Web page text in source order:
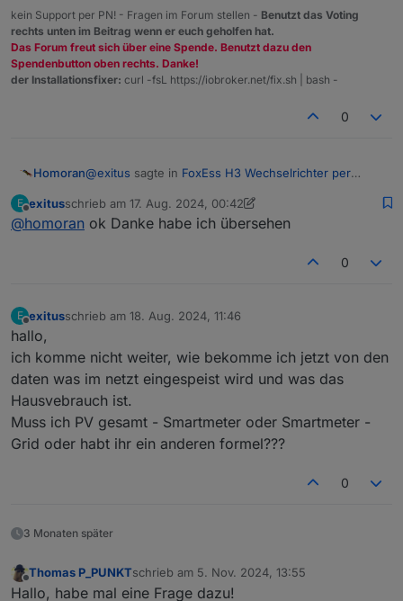
kein Support per PN! - Fragen im Forum stellen - Benutzt das Voting
rechts unten im Beitrag wenn er euch geholfen hat.
Das Forum freut sich über eine Spende. Benutzt dazu den
Spendenbutton oben rechts. Danke!
der Installationsfixer: curl -fsL https://iobroker.net/fix.sh | bash -
0
Homoran@exitus sagte in FoxEss H3 Wechselrichter per
@ mrx552 warum habe ich nicht wie oben auf
E
Offline
exitusschrieb am 17. Aug. 2024, 00:42
zuletzt editiert von exitus
@homoran ok Danke habe ich übersehen
0
E
Offline
exitusschrieb am 18. Aug. 2024, 11:46
zuletzt editiert von
hallo,
ich komme nicht weiter, wie bekomme ich jetzt von den
daten was im netzt eingespeist wird und was das
Hausvebrauch ist.
Muss ich PV gesamt - Smartmeter oder Smartmeter -
Grid oder habt ihr ein anderen formel???
0
3 Monaten später
Offline
Thomas P_PUNKTschrieb am 5. Nov. 2024, 13:55
zuletzt editiert von
Hallo, habe mal eine Frage dazu!